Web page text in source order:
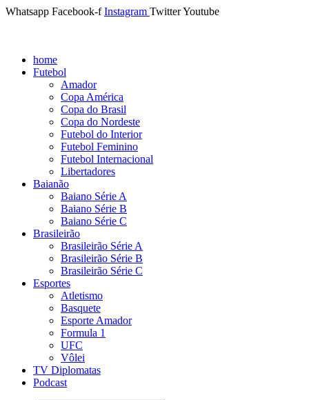
Whatsapp Facebook-f Instagram TwitterYoutube
home
Futebol
Amador
Copa América
Copa do Brasil
Copa do Nordeste
Futebol do Interior
Futebol Feminino
Futebol Internacional
Libertadores
Baianão
Baiano Série A
Baiano Série B
Baiano Série C
Brasileirão
Brasileirão Série A
Brasileirão Série B
Brasileirão Série C
Esportes
Atletismo
Basquete
Esporte Amador
Formula 1
UFC
Vôlei
TV Diplomatas
Podcast